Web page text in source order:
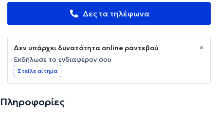
Δες τα τηλέφωνα
Δεν υπάρχει δυνατότητα online ραντεβού
Εκδήλωσε το ενδιαφέρον σου
Στείλε αίτημα
Πληροφορίες